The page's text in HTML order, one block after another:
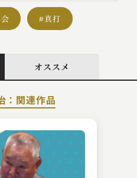
#真打
オススメ
：関連作品